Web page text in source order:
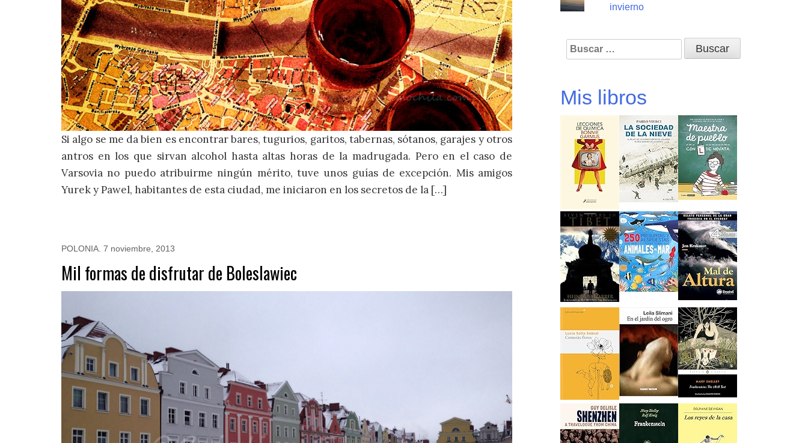
Si algo se me da bien es encontrar bares, tugurios, garitos, tabernas, sótanos, garajes y otros
antros en los que sirvan alcohol hasta altas horas de la madrugada. Pero en el caso de
Varsovia no puedo atribuirme ningún mérito, tuve unos guías de excepción. Mis amigos
Yurek y Pawel, habitantes de esta ciudad, me iniciaron en los secretos de la […]
POLONIA 7 noviembre, 2013
Mil formas de disfrutar de Boleslawiec
invierno
Buscar:
Mis libros